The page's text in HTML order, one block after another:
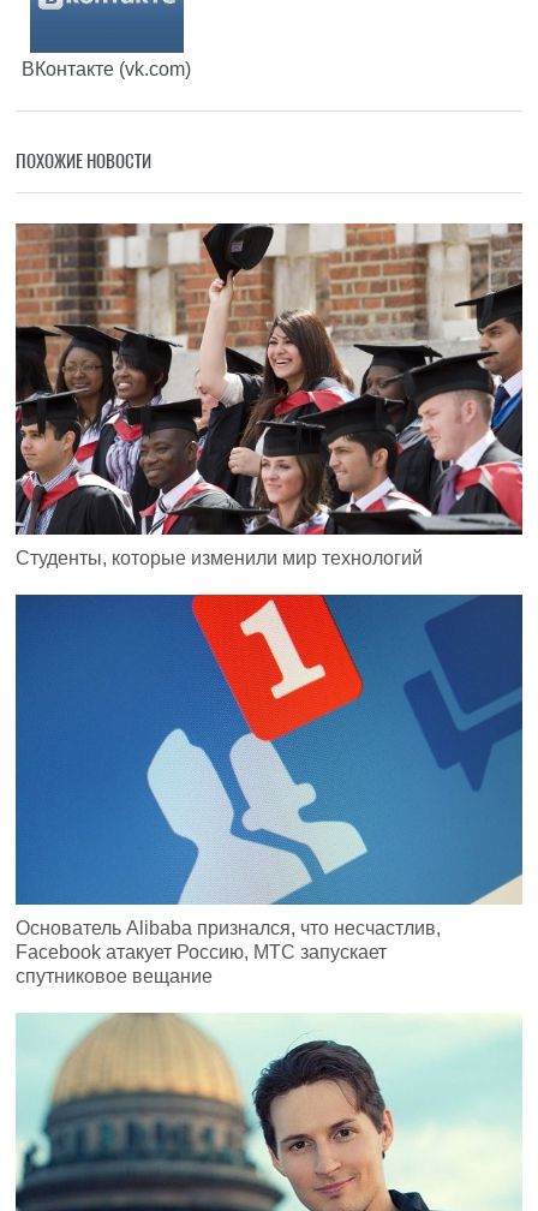
ВКонтакте (vk.com)
ПОХОЖИЕ НОВОСТИ
Студенты, которые изменили мир технологий
Основатель Alibaba признался, что несчастлив,
Facebook атакует Россию, МТС запускает
спутниковое вещание